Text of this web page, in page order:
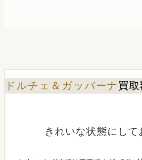
ドルチェ＆ガッバーナ 買
きれいな状態にして